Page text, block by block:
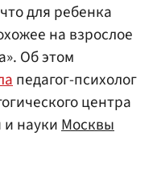
для ребенка
на взрослое
Об этом
педагог-психолог
центра
наукиМосквы